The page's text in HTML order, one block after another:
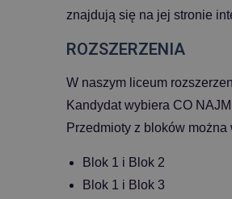
znajdują się na jej stronie
ROZSZERZENIA
W naszym liceum
Kandydat wybiera CO
Przedmioty z bloków
Blok 1 i Blok 2
Blok 1 i Blok 3